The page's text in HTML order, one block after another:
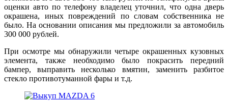
оценки авто по телефону владелец уточнил, что одна дверь
окрашена, иных повреждений по словам собственника не
было. На основании описания мы предложили за автомобиль
300 000 рублей.
При осмотре мы обнаружили четыре окрашенных кузовных
элемента, также необходимо было покрасить передний
бампер, выправить несколько вмятин, заменить разбитое
стекло противотуманной фары и т.д.